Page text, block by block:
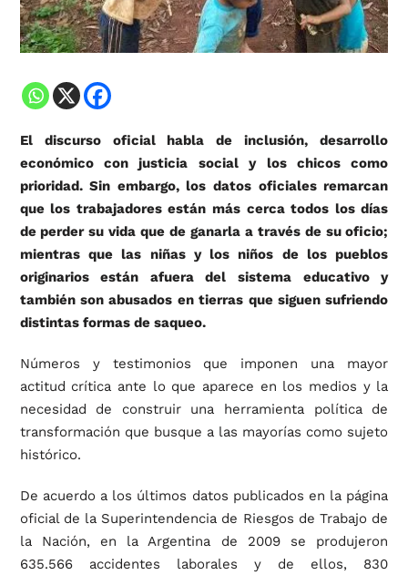
El discurso oficial habla de inclusión, desarrollo
económico con justicia social y los chicos como
prioridad. Sin embargo, los datos oficiales remarcan
que los trabajadores están más cerca todos los días
de perder su vida que de ganarla a través de su oficio;
mientras que las niñas y los niños de los pueblos
originarios están afuera del sistema educativo y
también son abusados en tierras que siguen sufriendo
distintas formas de saqueo.
Números y testimonios que imponen una mayor
actitud crítica ante lo que aparece en los medios y la
necesidad de construir una herramienta política de
transformación que busque a las mayorías como sujeto
histórico.
De acuerdo a los últimos datos publicados en la página
oficial de la Superintendencia de Riesgos de Trabajo de
la Nación, en la Argentina de 2009 se produjeron
635.566 accidentes laborales y de ellos, 830